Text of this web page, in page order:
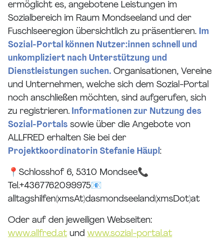
ermöglicht es, angebotene Leistungen im
Sozialbereich im Raum Mondseeland und der
Fuschlseeregion übersichtlich zu präsentieren. Im
Sozial-Portal können Nutzer:innen schnell und
unkompliziert nach Unterstützung und
Dienstleistungen suchen. Organisationen, Vereine
und Unternehmen, welche sich dem Sozial-Portal
noch anschließen möchten, sind aufgerufen, sich
zu registrieren. Informationen zur Nutzung des
Sozial-Portals sowie über die Angebote von
ALLFRED erhalten Sie bei der
Projektkoordinatorin Stefanie Häupl:
📍Schlosshof 6, 5310 Mondsee📞
Tel.+4367762099975📧
alltagshilfen(xmsAt)dasmondseeland(xmsDot)at
Oder auf den jeweiligen Webseiten:
www.allfred.at und www.sozial-portal.at